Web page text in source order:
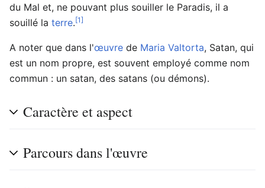
du Mal et, ne pouvant plus souiller le Paradis, il a
souillé la terre.[1]
A noter que dans l'œuvre de Maria Valtorta, Satan, qui
est un nom propre, est souvent employé comme nom
commun : un satan, des satans (ou démons).
Caractère et aspect
Parcours dans l'œuvre